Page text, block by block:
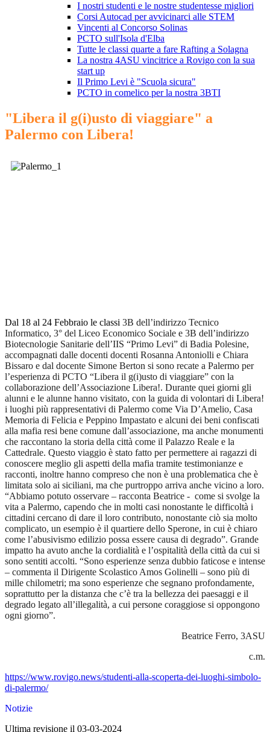
I nostri studenti e le nostre studentesse migliori
Corsi Autocad per avvicinarci alle STEM
Vincenti al Concorso Solinas
PCTO sull'Isola d'Elba
Tutte le classi quarte a fare Rafting a Solagna
La nostra 4ASU vincitrice a Rovigo con la sua
start up
Il Primo Levi è "Scuola sicura"
PCTO in comelico per la nostra 3BTI
"Libera il g(i)usto di viaggiare" a
Palermo con Libera!
Dal 18 al 24 Febbraio le classi 3B dell’indirizzo Tecnico
Informatico, 3° del Liceo Economico Sociale e 3B dell’indirizzo
Biotecnologie Sanitarie dell’IIS “Primo Levi” di Badia Polesine,
accompagnati dalle docenti docenti Rosanna Antoniolli e Chiara
Bissaro e dal docente Simone Berton si sono recate a Palermo per
l’esperienza di PCTO “Libera il g(i)usto di viaggiare” con la
collaborazione dell’Associazione Libera!. Durante quei giorni gli
alunni e le alunne hanno visitato, con la guida di volontari di Libera!
i luoghi più rappresentativi di Palermo come Via D’Amelio, Casa
Memoria di Felicia e Peppino Impastato e alcuni dei beni confiscati
alla mafia resi bene comune dall’associazione, ma anche monumenti
che raccontano la storia della città come il Palazzo Reale e la
Cattedrale. Questo viaggio è stato fatto per permettere ai ragazzi di
conoscere meglio gli aspetti della mafia tramite testimonianze e
racconti, inoltre hanno compreso che non è una problematica che è
limitata solo ai siciliani, ma che purtroppo arriva anche vicino a loro.
“Abbiamo potuto osservare – racconta Beatrice - come si svolge la
vita a Palermo, capendo che in molti casi nonostante le difficoltà i
cittadini cercano di dare il loro contributo, nonostante ciò sia molto
complicato, un esempio è il quartiere dello Sperone, in cui è chiaro
come l’abusivismo edilizio possa essere causa di degrado”. Grande
impatto ha avuto anche la cordialità e l’ospitalità della città da cui si
sono sentiti accolti. “Sono esperienze senza dubbio faticose e intense
– commenta il Dirigente Scolastico Amos Golinelli – sono più di
mille chilometri; ma sono esperienze che segnano profondamente,
soprattutto per la distanza che c’è tra la bellezza dei paesaggi e il
degrado legato all’illegalità, a cui persone coraggiose si oppongono
ogni giorno”.
Beatrice Ferro, 3ASU
c.m.
https://www.rovigo.news/studenti-alla-scoperta-dei-luoghi-simbolo-
di-palermo/
Notizie
Ultima revisione il 03-03-2024